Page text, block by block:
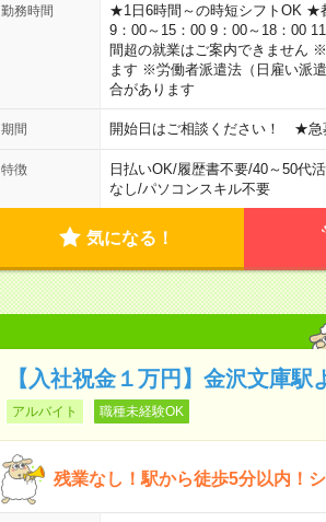
勤務時間
★1日6時間～の時短シフトOK ★
9：00～15：00 9：00～18：00
間超の就業はご案内できません
ます ※労働者派遣法（日雇い派
合があります
期間 開始日はご相談ください！ ★急
特徴 日払いOK/履歴書不要/40～50代
なし/パソコンスキル不要
気になる！
【入社祝金１万円】金沢文庫駅
アルバイト 職種未経験OK
残業なし！駅から徒歩5分以内！